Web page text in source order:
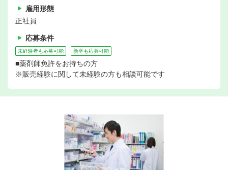
雇用形態
正社員
応募条件
未経験者も応募可能 新卒も応募可能
■薬剤師免許をお持ちの方
※販売経験に関して未経験の方も相談可能です